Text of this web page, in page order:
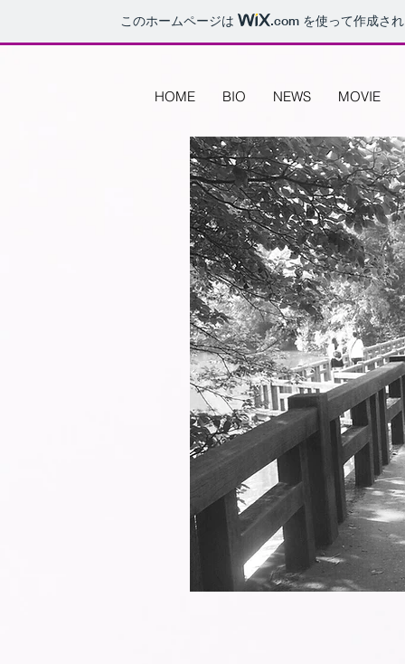
このホームページは .com を使って作成さ
HOME BIO NEWS MOVIE